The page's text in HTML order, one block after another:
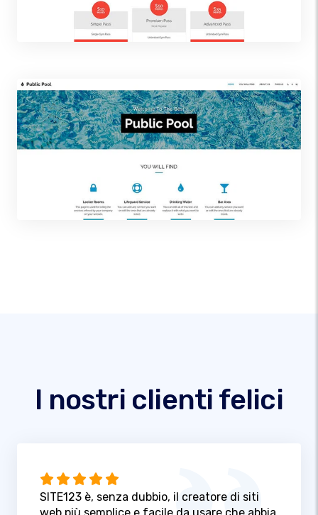
I nostri clienti felici
SITE123 è, senza dubbio, il creatore di siti